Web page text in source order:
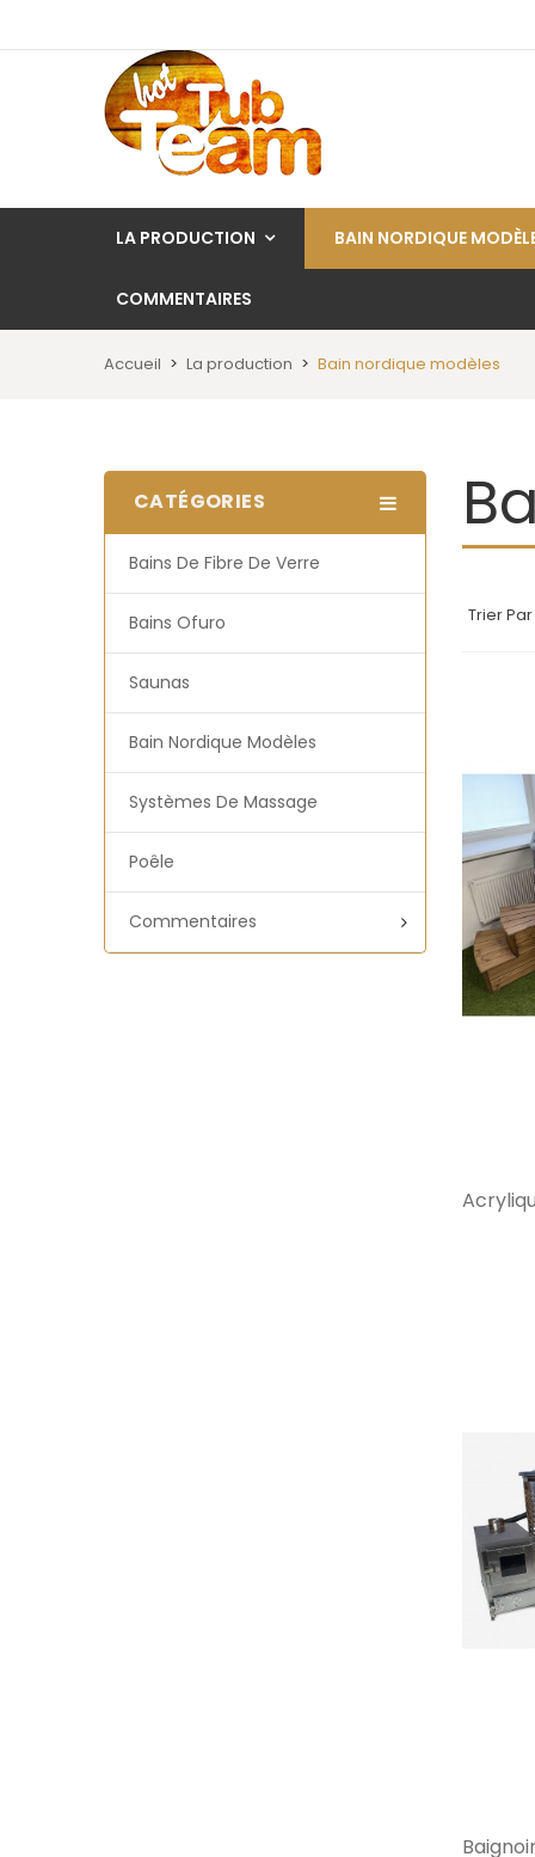
LA PRODUCTION BAIN NORDIQUE
COMMENTAIRES
Accueil La production Bain nordique modèles
CATÉGORIES
Bains De Fibre De Verre
Bains Ofuro
Saunas
Bain Nordique Modèles
Systèmes De Massage
Poêle
Commentaires
Trier Par